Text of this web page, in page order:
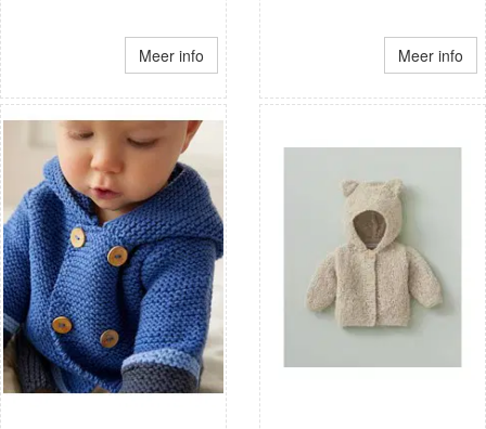
Meer info Meer info